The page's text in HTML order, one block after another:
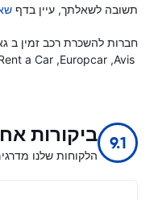
תשובה לשאלתך, עיין בדף
חברות להשכרת רכב זמין ב
Avis
Europcar
a Car
9.1 ביקורות
הלקוחות שלנו מדרגים אותנו 9.1 /